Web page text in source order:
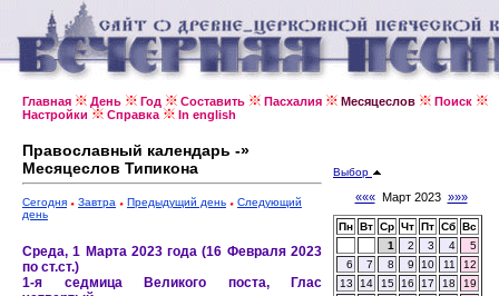
Главная День Год Составить Пасхалия Месяцеслов
Поиск
Настройки
Справка In english
Православный календарь -»
Месяцеслов Типикона
Сегодня Завтра Предыдущий день
Следующий
день
Среда, 1 Марта 2023 года (16 Февраля 2023
по ст.ст.)
1-я седмица Великого поста, Глас
Выбор
«««Март 2023 »»»
Пн Вт Ср Чт Пт Сб Вс
1
2 3 4
5
6
7 8 9 10 11
12
13
14 15 16 17 18
19